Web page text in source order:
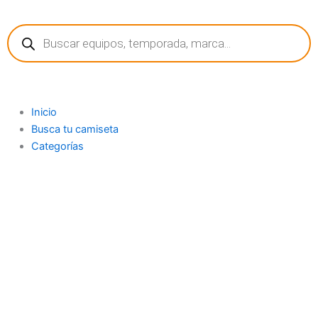
contenido
Búsqueda
de
productos
Inicio
Busca tu camiseta
Categorías